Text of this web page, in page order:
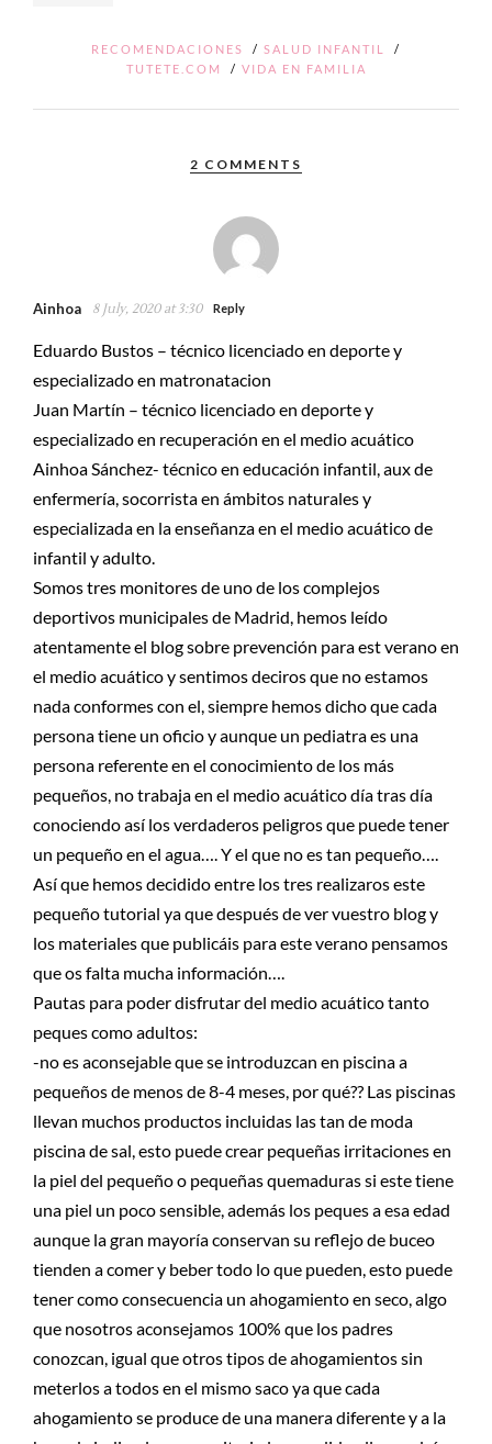
RECOMENDACIONES / SALUD INFANTIL
/
TUTETE.COM
/ VIDA EN FAMILIA
2 COMMENTS
Ainhoa 8 July, 2020 at 3:30 Reply
Eduardo Bustos – técnico licenciado en deporte y
especializado en matronatacion
Juan Martín – técnico licenciado en deporte y
especializado en recuperación en el medio acuático
Ainhoa Sánchez- técnico en educación infantil, aux de
enfermería, socorrista en ámbitos naturales y
especializada en la enseñanza en el medio acuático de
infantil y adulto.
Somos tres monitores de uno de los complejos
deportivos municipales de Madrid, hemos leído
atentamente el blog sobre prevención para est verano en
el medio acuático y sentimos deciros que no estamos
nada conformes con el, siempre hemos dicho que cada
persona tiene un oficio y aunque un pediatra es una
persona referente en el conocimiento de los más
pequeños, no trabaja en el medio acuático día tras día
conociendo así los verdaderos peligros que puede tener
un pequeño en el agua…. Y el que no es tan pequeño….
Así que hemos decidido entre los tres realizaros este
pequeño tutorial ya que después de ver vuestro blog y
los materiales que publicáis para este verano pensamos
que os falta mucha información….
Pautas para poder disfrutar del medio acuático tanto
peques como adultos:
-no es aconsejable que se introduzcan en piscina a
pequeños de menos de 8-4 meses, por qué?? Las piscinas
llevan muchos productos incluidas las tan de moda
piscina de sal, esto puede crear pequeñas irritaciones en
la piel del pequeño o pequeñas quemaduras si este tiene
una piel un poco sensible, además los peques a esa edad
aunque la gran mayoría conservan su reflejo de buceo
tienden a comer y beber todo lo que pueden, esto puede
tener como consecuencia un ahogamiento en seco, algo
que nosotros aconsejamos 100% que los padres
conozcan, igual que otros tipos de ahogamientos sin
meterlos a todos en el mismo saco ya que cada
ahogamiento se produce de una manera diferente y a la